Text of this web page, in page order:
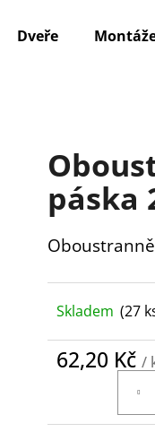
Dveře
páska
Skladem (27
62,20 Kč /